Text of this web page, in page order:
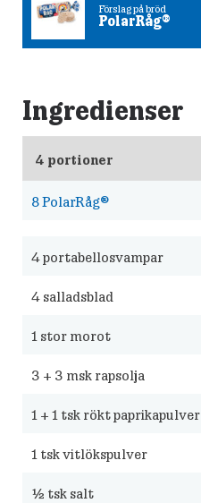
Förslag på bröd
PolarRåg®
Ingredienser
8PolarRåg®
4portabellosvampar
4 salladsblad
1 stor morot
3 + 3 msk rapsolja
1 + 1 tsk rökt paprikapulver
1 tsk vitlökspulver
½ tsk salt